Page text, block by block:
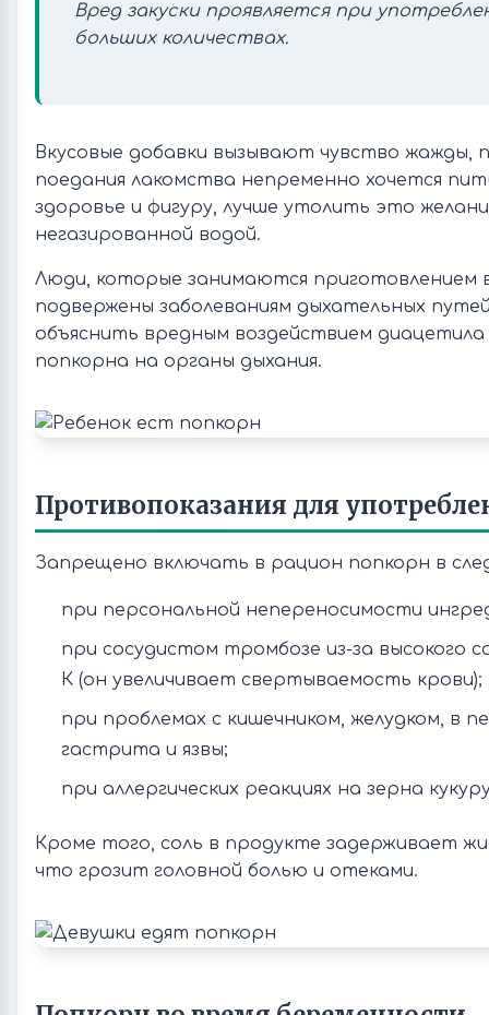
Вред закуски проявляется при
больших количествах.
Вкусовые добавки вызывают чувство жажды,
поедания лакомства непременно хочется
здоровье и фигуру, лучше утолить это
негазированной водой.
Люди, которые занимаются приготовлением
подвержены заболеваниям дыхательных
объяснить вредным воздействием диацетила
попкорна на органы дыхания.
Противопоказания для
Запрещено включать в рацион попкорн в
при персональной непереносимости
при сосудистом тромбозе из-за высокого
К (он увеличивает свертываемость крови);
при проблемах с кишечником, желудком, в
гастрита и язвы;
при аллергических реакциях на зерна
Кроме того, соль в продукте задерживает
что грозит головной болью и отеками.